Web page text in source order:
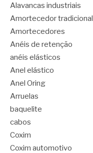
Alavancas industriais
Amortecedor tradicional
Amortecedores
Anéis de retenção
anéis elásticos
Anel elástico
Anel Oring
Arruelas
baquelite
cabos
Coxim
Coxim automotivo